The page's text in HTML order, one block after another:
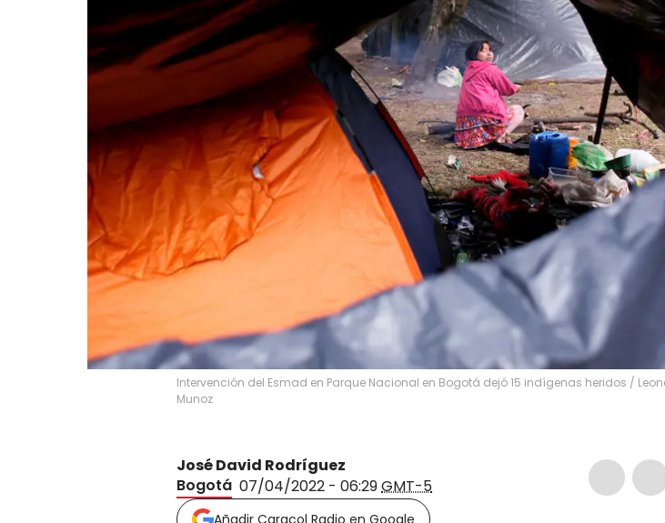
Intervención del Esmad en Parque Nacional en Bogotá dejó 15 indígenas heridos /
Munoz
José David Rodríguez
Bogotá 07/04/2022 - 06:29GMT-5